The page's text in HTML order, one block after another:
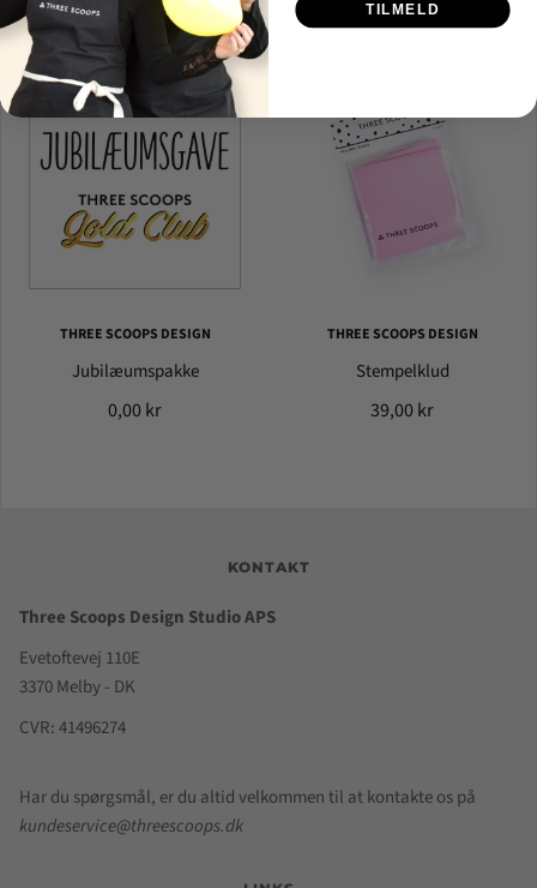
THREE SCOOPS DESIGN
Jubilæumspakke
0,00 kr
THREE SCOOPS DESIGN
Stempelklud
39,00 kr
KONTAKT
Three Scoops Design Studio APS
Evetoftevej 110E
3370 Melby - DK
CVR: 41496274
Har du spørgsmål, er du altid velkommen til at kontakte os på
kundeservice@threescoops.dk
TILMELD